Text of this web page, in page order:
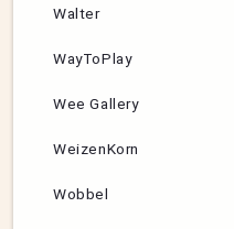
Walter
WayToPlay
Wee Gallery
WeizenKorn
Wobbel